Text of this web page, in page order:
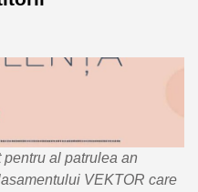
al patrulea an
VEKTOR care